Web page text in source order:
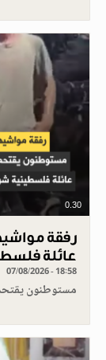
0.30
رفقة
عائلة
07/08/2026 - 18:58
مستوطنون